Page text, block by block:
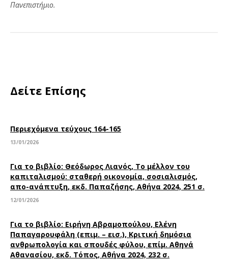
Πανεπιστήμιο.
Δείτε Επίσης
Περιεχόμενα τεύχους 164-165
13/01/2026
Για το βιβλίο: Θεόδωρος Λιανός, Το μέλλον του
καπιταλισμού: σταθερή οικονομία, σοσιαλισμός,
απο-ανάπτυξη, εκδ. Παπαζήσης, Αθήνα 2024, 251 σ.
12/01/2026
Για το βιβλίο: Ειρήνη Αβραμοπούλου, Ελένη
Παπαγαρουφάλη (επιμ. – εισ.), Κριτική δημόσια
ανθρωπολογία και σπουδές φύλου, επίμ. Αθηνά
Αθανασίου, εκδ. Τόπος, Αθήνα 2024, 232 σ.